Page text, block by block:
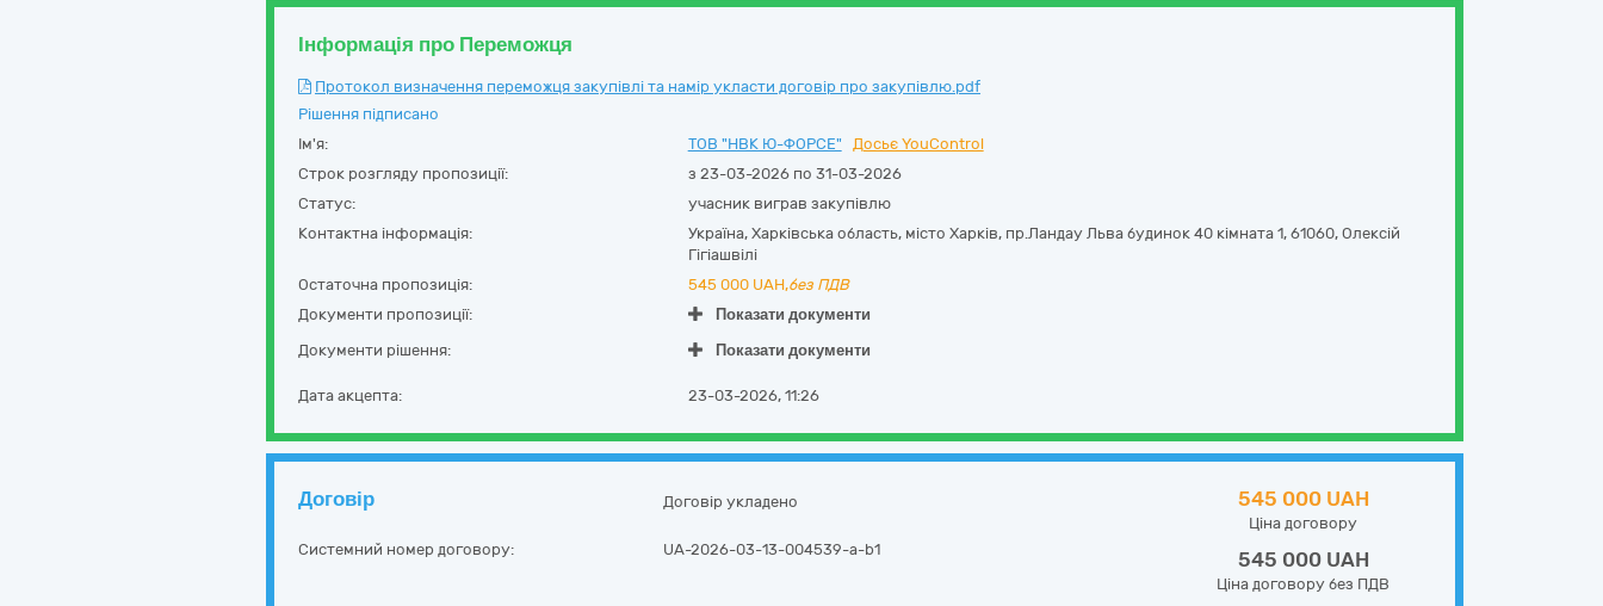
Інформація про Переможця
Протокол визначення переможця закупівлі та намір укласти договір про закупівлю.pdf
Рішення підписано
Ім'я:
ТОВ "НВК Ю-ФОРСЕ"
Досьє YouControl
Строк розгляду пропозиції:
з 23-03-2026 по 31-03-2026
Статус:
учасник виграв закупівлю
Контактна інформація:
Україна, Харківська область, місто Харків, пр.Ландау Льва будинок 40 кімната 1, 61060, Олексій
Гігіашвілі
Остаточна пропозиція:
545 000 UAH,без ПДВ
Документи пропозиції:
Показати документи
Документи рішення:
Показати документи
Дата акцепта: 23-03-2026, 11:26
Договір Договір укладено
Системний номер договору: UA-2026-03-13-004539-a-b1
545 000 UAH
Ціна договору
545 000 UAH
Ціна договору без ПДВ